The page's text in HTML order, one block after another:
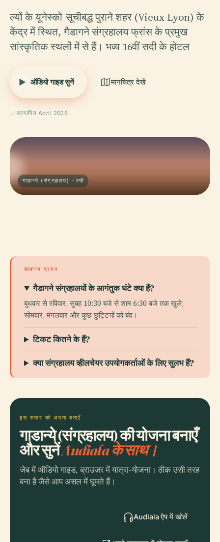
ल्यों के यूनेस्को-सूचीबद्ध पुराने शहर (Vieux Lyon) के
केंद्र में स्थित, गैडागने संग्रहालय फ्रांस के प्रमुख
सांस्कृतिक स्थलों में से हैं। भव्य 16वीं सदी के होटल
ऑडियो गाइड सुनें मानचित्र देखें
सत्यापित April 2026
गाडान्ये (संग्रहालय) · ल्यों
सामान्य प्रश्न
गैडागने संग्रहालयों के आगंतुक घंटे क्या हैं?
बुधवार से रविवार, सुबह 10:30 बजे से शाम 6:30 बजे तक खुले;
सोमवार, मंगलवार और कुछ छुट्टियों को बंद।
टिकट कितने के हैं?
क्या संग्रहालय व्हीलचेयर उपयोगकर्ताओं के लिए सुलभ हैं?
इस सफर को अपना बनाएँ
गाडान्ये (संग्रहालय) की योजना बनाएँ
और सुनेंAudiala के साथ।
जेब में ऑडियो गाइड, ब्राउज़र में यात्रा-योजना। ठीक उसी तरह
बना है जैसे आप असल में घूमते हैं।
Audiala ऐप में खोलें